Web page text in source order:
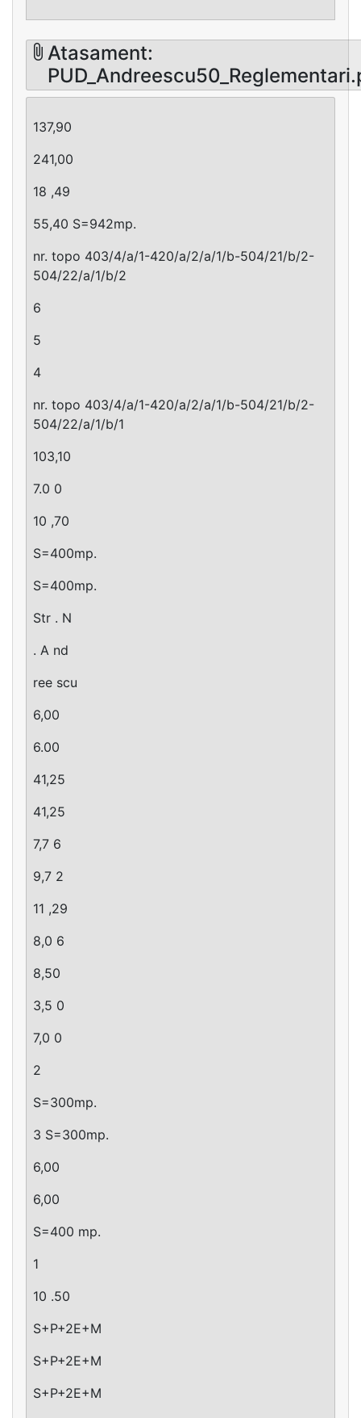
Atasament:
137,90
241,00
18 ,49
55,40 S=942mp.
nr. topo 403/4/a/1-420/a/2/a/1/b-504/21/b/2-
504/22/a/1/b/2
6
5
4
nr. topo 403/4/a/1-420/a/2/a/1/b-504/21/b/2-
504/22/a/1/b/1
103,10
7.0 0
10 ,70
S=400mp.
S=400mp.
Str . N
. A nd
ree scu
6,00
6.00
41,25
41,25
7,7 6
9,7 2
11 ,29
8,0 6
8,50
3,5 0
7,0 0
2
S=300mp.
3 S=300mp.
6,00
6,00
S=400 mp.
1
10 .50
S+P+2E+M
S+P+2E+M
S+P+2E+M